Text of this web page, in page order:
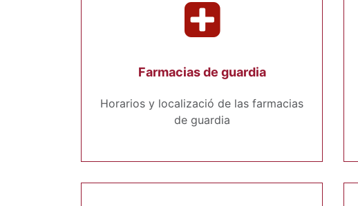
Farmacias de guardia
Horarios y localizació de las farmacias
de guardia